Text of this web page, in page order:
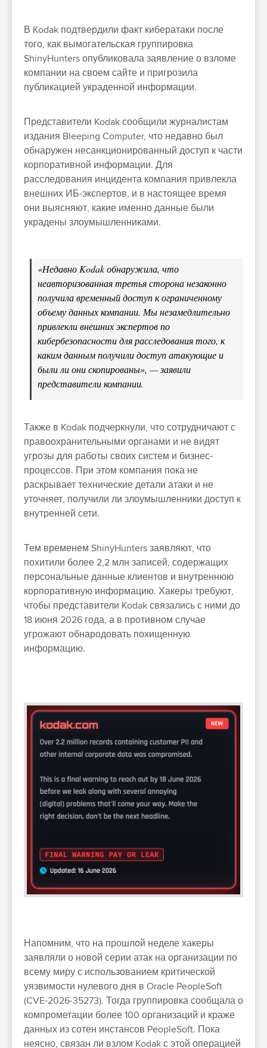
В Kodak подтвердили факт кибератаки после
того, как вымогательская группировка
ShinyHunters опубликовала заявление о взломе
компании на своем сайте и пригрозила
публикацией украденной информации.
Представители Kodak сообщили журналистам
издания Bleeping Computer, что недавно был
обнаружен несанкционированный доступ к части
корпоративной информации. Для
расследования инцидента компания привлекла
внешних ИБ-экспертов, и в настоящее время
они выясняют, какие именно данные были
украдены злоумышленниками.
«Недавно Kodak обнаружила, что
неавторизованная третья сторона незаконно
получила временный доступ к ограниченному
объему данных компании. Мы незамедлительно
привлекли внешних экспертов по
кибербезопасности для расследования того, к
каким данным получили доступ атакующие и
были ли они скопированы», — заявили
представители компании.
Также в Kodak подчеркнули, что сотрудничают с
правоохранительными органами и не видят
угрозы для работы своих систем и бизнес-
процессов. При этом компания пока не
раскрывает технические детали атаки и не
уточняет, получили ли злоумышленники доступ к
внутренней сети.
Тем временем ShinyHunters заявляют, что
похитили более 2,2 млн записей, содержащих
персональные данные клиентов и внутреннюю
корпоративную информацию. Хакеры требуют,
чтобы представители Kodak связались с ними до
18 июня 2026 года, а в противном случае
угрожают обнародовать похищенную
информацию.
Напомним, что на прошлой неделе хакеры
заявляли о новой серии атак на организации по
всему миру с использованием критической
уязвимости нулевого дня в Oracle PeopleSoft
(CVE-2026-35273). Тогда группировка сообщала о
компрометации более 100 организаций и краже
данных из сотен инстансов PeopleSoft. Пока
неясно, связан ли взлом Kodak с этой операцией